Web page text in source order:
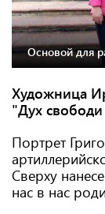
Основой для
Художница
"Дух
Портрет
Сверху
нас в нас